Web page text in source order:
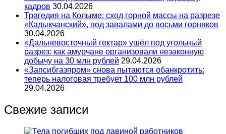
кадров 30.04.2026
Трагедия на Колыме: сход горной массы на разрезе
«Кадыкчанский», под завалами до восьми горняков
30.04.2026
«Дальневосточный гектар» ушёл под угольный
разрез: как амурчане организовали незаконную
добычу на 30 млн рублей 29.04.2026
«Запсибгазпром» снова пытаются обанкротить:
теперь налоговая требует 100 млн рублей
29.04.2026
Свежие записи